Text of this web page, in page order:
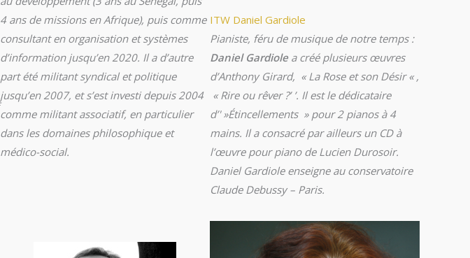
4 ans de missions en Afrique), puis comme
consultant en organisation et systèmes
d’information jusqu’en 2020. Il a d’autre
part été militant syndical et politique
jusqu’en 2007, et s’est investi depuis 2004
comme militant associatif, en particulier
dans les domaines philosophique et
médico-social.
ITW Daniel Gardiole
Pianiste, féru de musique de notre temps :
Daniel Gardiole a créé plusieurs œuvres
d’Anthony Girard, « La Rose et son Désir « ,
« Rire ou rêver ?’ ’. Il est le dédicataire
d’' »Étincellements » pour 2 pianos à 4
mains. Il a consacré par ailleurs un CD à
l’œuvre pour piano de Lucien Durosoir.
Daniel Gardiole enseigne au conservatoire
Claude Debussy – Paris.